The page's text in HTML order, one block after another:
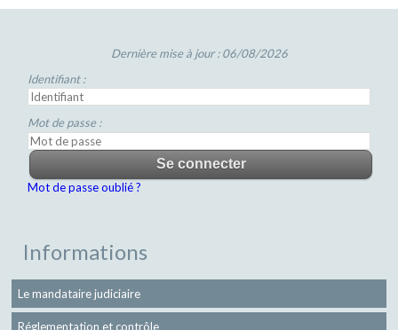
Dernière mise à jour : 06/08/2026
Identifiant :
Mot de passe :
Mot de passe oublié ?
Informations
Le mandataire judiciaire
Réglementation et contrôle